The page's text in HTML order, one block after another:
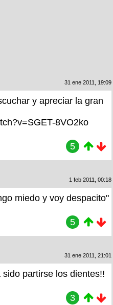
31 ene 2011, 19:09
y apreciar la gran
8VO2ko
5
1 feb 2011, 00:18
miedo y voy despacito"
5
31 ene 2011, 21:01
partirse los dientes!!
3